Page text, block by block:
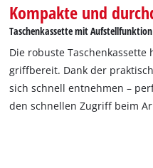
Schnellwechselbithalter mit E
und Innensechskant im Bit-
Magneten und seiner
Halt von Bit und Schraube.
Bithalter verwendet werden
handelsüblichen
Kompakte und
Taschenkassette mit Aufstellfunktion
Die robuste
griffbereit. Dank der
sich schnell entnehmen –
den schnellen Zugriff beim